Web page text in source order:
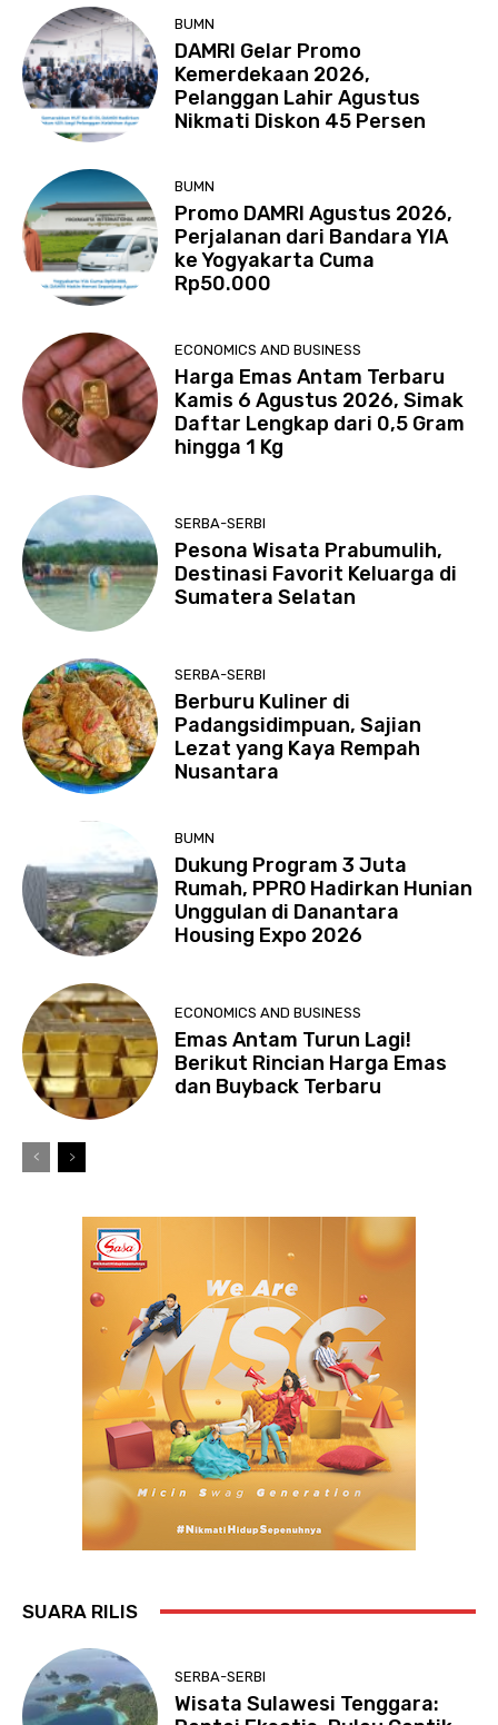
BUMN
DAMRI Gelar Promo
Kemerdekaan 2026,
Pelanggan Lahir Agustus
Nikmati Diskon 45 Persen
BUMN
Promo DAMRI Agustus 2026,
Perjalanan dari Bandara YIA
ke Yogyakarta Cuma
Rp50.000
ECONOMICS AND BUSINESS
Harga Emas Antam Terbaru
Kamis 6 Agustus 2026, Simak
Daftar Lengkap dari 0,5 Gram
hingga 1 Kg
SERBA-SERBI
Pesona Wisata Prabumulih,
Destinasi Favorit Keluarga di
Sumatera Selatan
SERBA-SERBI
Berburu Kuliner di
Padangsidimpuan, Sajian
Lezat yang Kaya Rempah
Nusantara
BUMN
Dukung Program 3 Juta
Rumah, PPRO Hadirkan Hunian
Unggulan di Danantara
Housing Expo 2026
ECONOMICS AND BUSINESS
Emas Antam Turun Lagi!
Berikut Rincian Harga Emas
dan Buyback Terbaru
SUARA RILIS
SERBA-SERBI
Wisata Sulawesi Tenggara: